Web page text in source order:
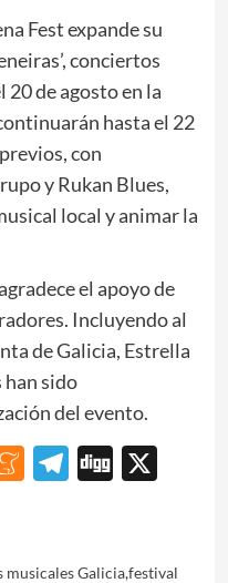
Fest expande su
conciertos
de agosto en la
hasta el 22
con
y Rukan Blues,
local y animar la
el apoyo de
Incluyendo al
de Galicia, Estrella
sido
del evento.
Meneame
Telegram
Digg
X
musicales Galicia,festival